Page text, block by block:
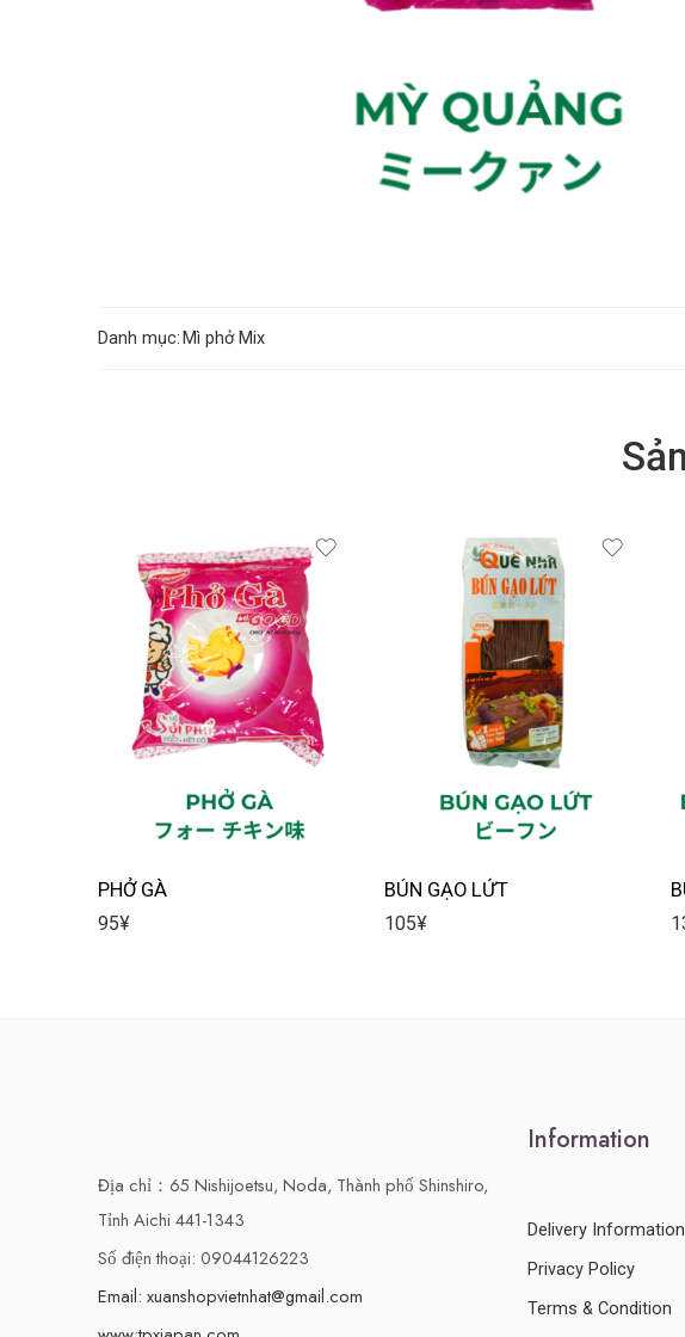
Danh mục: Mì phở Mix
PHỞ GÀ
95¥
BÚN GẠO LỨT
105¥
Địa chỉ：65 Nishijoetsu, Noda, Thành phố Shinshiro,
Tỉnh Aichi 441-1343
Số điện thoại: 09044126223
Email: xuanshopvietnhat@gmail.com
Information
Delivery Information
Privacy Policy
Terms & Condition